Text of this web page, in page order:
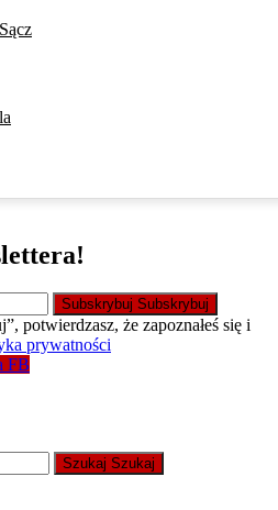
Subskrybuj Subskrybuj
potwierdzasz, że zapoznałeś się i
prywatności
FB
Szukaj Szukaj